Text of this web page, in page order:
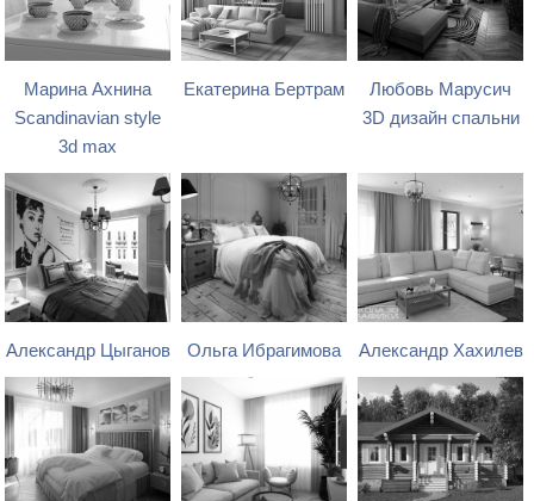
Марина Ахнина
Scandinavian style
3d max
Екатерина Бертрам
Любовь Марусич
3D дизайн спальни
Александр Цыганов Ольга Ибрагимова Александр Хахилев